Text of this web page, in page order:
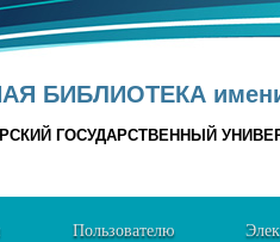
БИБЛИОТЕКА
ГОСУДАРСТВЕННЫЙ
Пользователю